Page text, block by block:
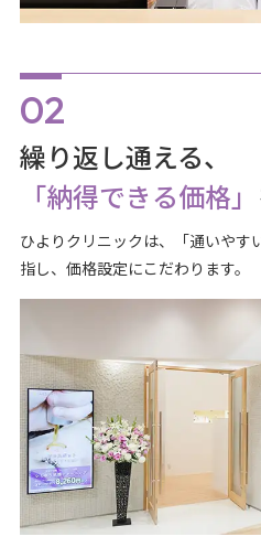
繰り返し通える、
「納得できる価格」
ひよりクリニックは、「通いやす
指し、価格設定にこだわります。